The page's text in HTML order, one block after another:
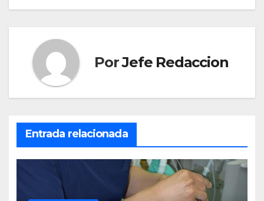
PorJefe Redaccion
Entrada relacionada